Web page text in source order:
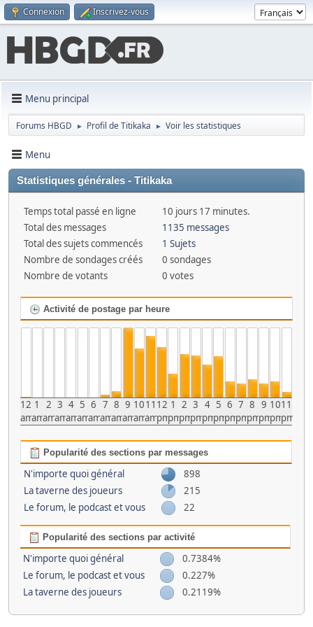
Connexion Inscrivez-vous
Menu principal
Forums HBGD ► Profil de Titikaka ► Voir les statistiques
Menu
Statistiques générales - Titikaka
Temps total passé en ligne
10 jours 17 minutes.
Total des messages
1135 messages
Total des sujets commencés
1 Sujets
Nombre de sondages créés
0 sondages
Nombre de votants
0 votes
Activité de postage par heure
12
am
1
am
2
am
3
am
4
am
5
am
6
am
7
am
8
am
9
am
10
am
11
am
12
pm
1
pm
2
pm
3
pm
4
pm
5
pm
6
pm
7
pm
8
pm
9
pm
10
pm
11
pm
Popularité des sections par messages
N'importe quoi général
898
La taverne des joueurs
215
Le forum, le podcast et vous
22
Popularité des sections par activité
N'importe quoi général
0.7384%
Le forum, le podcast et vous
0.227%
La taverne des joueurs
0.2119%